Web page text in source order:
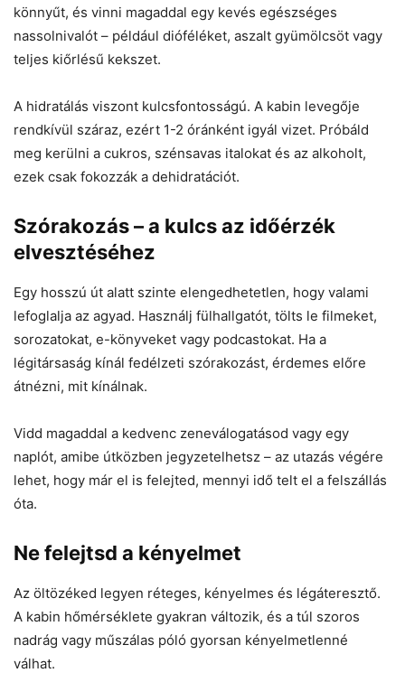
könnyűt, és vinni magaddal egy kevés egészséges
nassolnivalót – például dióféléket, aszalt gyümölcsöt vagy
teljes kiőrlésű kekszet.
A hidratálás viszont kulcsfontosságú. A kabin levegője
rendkívül száraz, ezért 1-2 óránként igyál vizet. Próbáld
meg kerülni a cukros, szénsavas italokat és az alkoholt,
ezek csak fokozzák a dehidratációt.
Szórakozás – a kulcs az időérzék
elvesztéséhez
Egy hosszú út alatt szinte elengedhetetlen, hogy valami
lefoglalja az agyad. Használj fülhallgatót, tölts le filmeket,
sorozatokat, e-könyveket vagy podcastokat. Ha a
légitársaság kínál fedélzeti szórakozást, érdemes előre
átnézni, mit kínálnak.
Vidd magaddal a kedvenc zeneválogatásod vagy egy
naplót, amibe útközben jegyzetelhetsz – az utazás végére
lehet, hogy már el is felejted, mennyi idő telt el a felszállás
óta.
Ne felejtsd a kényelmet
Az öltözéked legyen réteges, kényelmes és légáteresztő.
A kabin hőmérséklete gyakran változik, és a túl szoros
nadrág vagy műszálas póló gyorsan kényelmetlenné
válhat.